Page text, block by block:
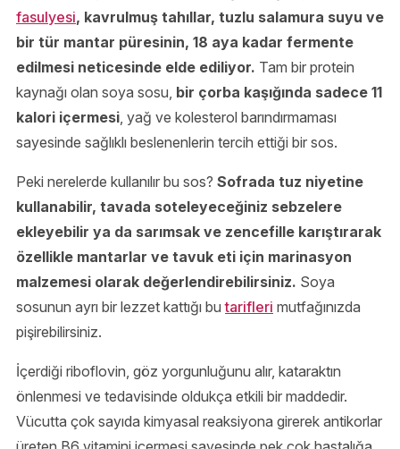
fasulyesi, kavrulmuş tahıllar, tuzlu salamura suyu ve
bir tür mantar püresinin, 18 aya kadar fermente
edilmesi neticesinde elde ediliyor. Tam bir protein
kaynağı olan soya sosu, bir çorba kaşığında sadece 11
kalori içermesi , yağ ve kolesterol barındırmaması
sayesinde sağlıklı beslenenlerin tercih ettiği bir sos.
Peki nerelerde kullanılır bu sos? Sofrada tuz niyetine
kullanabilir, tavada soteleyeceğiniz sebzelere
ekleyebilir ya da sarımsak ve zencefille karıştırarak
özellikle mantarlar ve tavuk eti için marinasyon
malzemesi olarak değerlendirebilirsiniz. Soya
sosunun ayrı bir lezzet kattığı butarifleri mutfağınızda
pişirebilirsiniz.
İçerdiği riboflovin, göz yorgunluğunu alır, kataraktın
önlenmesi ve tedavisinde oldukça etkili bir maddedir.
Vücutta çok sayıda kimyasal reaksiyona girerek antikorlar